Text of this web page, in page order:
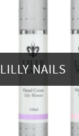
LILLY NAILS